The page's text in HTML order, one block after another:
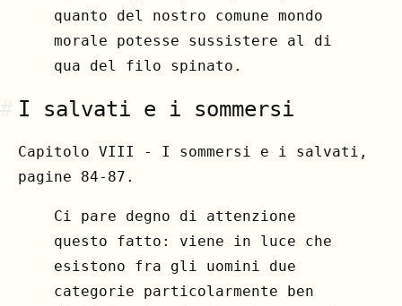
quanto del nostro comune mondo
morale potesse sussistere al di
qua del filo spinato.
I salvati e i sommersi
Capitolo VIII - I sommersi e i salvati,
pagine 84-87.
Ci pare degno di attenzione
questo fatto: viene in luce che
esistono fra gli uomini due
categorie particolarmente ben